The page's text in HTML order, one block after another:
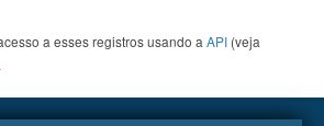
a esses registros usando a API (veja